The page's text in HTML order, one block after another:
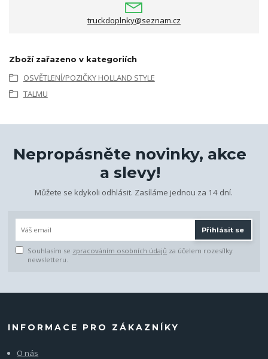
truckdoplnky@seznam.cz
Zboží zařazeno v kategoriích
OSVĚTLENÍ/POZIČKY HOLLAND STYLE
TALMU
Nepropásněte novinky, akce
a slevy!
Můžete se kdykoli odhlásit. Zasíláme jednou za 14 dní.
Přihlásit se
Souhlasím se zpracováním osobních údajů za účelem rozesílky
newsletteru.
INFORMACE PRO ZÁKAZNÍKY
O nás